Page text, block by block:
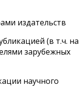
издательств
(в т.ч. на
зарубежных
научного